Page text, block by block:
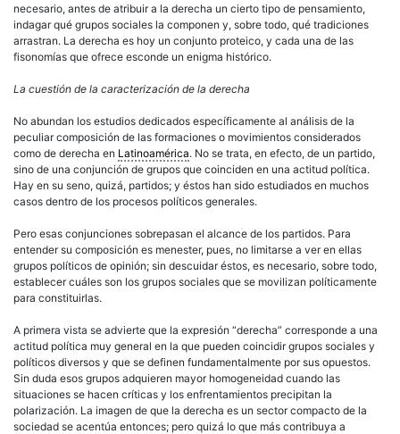
necesario, antes de atribuir a la derecha un cierto tipo de pensamiento,
indagar qué grupos sociales la componen y, sobre todo, qué tradiciones
arrastran. La derecha es hoy un conjunto proteico, y cada una de las
fisonomías que ofrece esconde un enigma histórico.
La cuestión de la caracterización de la derecha
No abundan los estudios dedicados específicamente al análisis de la
peculiar composición de las formaciones o movimientos considerados
como de derecha en Latinoamérica. No se trata, en efecto, de un partido,
sino de una conjunción de grupos que coinciden en una actitud política.
Hay en su seno, quizá, partidos; y éstos han sido estudiados en muchos
casos dentro de los procesos políticos generales.
Pero esas conjunciones sobrepasan el alcance de los partidos. Para
entender su composición es menester, pues, no limitarse a ver en ellas
grupos políticos de opinión; sin descuidar éstos, es necesario, sobre todo,
establecer cuáles son los grupos sociales que se movilizan políticamente
para constituirlas.
A primera vista se advierte que la expresión “derecha” corresponde a una
actitud política muy general en la que pueden coincidir grupos sociales y
políticos diversos y que se definen fundamentalmente por sus opuestos.
Sin duda esos grupos adquieren mayor homogeneidad cuando las
situaciones se hacen críticas y los enfrentamientos precipitan la
polarización. La imagen de que la derecha es un sector compacto de la
sociedad se acentúa entonces; pero quizá lo que más contribuya a